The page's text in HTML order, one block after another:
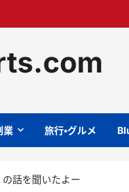
業 旅行・グルメ
の話を聞いたよー